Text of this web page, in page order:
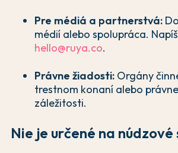
Pre médiá a partnerstvá:
médií alebo spolupráca.
hello@ruya.co.
Právne žiadosti: Orgány
trestnom konaní alebo právne
záležitosti.
Nie je určené na